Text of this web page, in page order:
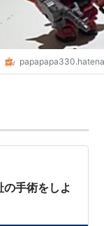
手術をしよ